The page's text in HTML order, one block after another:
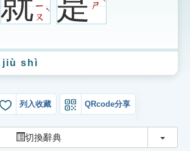
ㄧ
ㄡ
ˋ ㄕ
jiù shì
列入收藏 QRcode分享
切換辭典 切換